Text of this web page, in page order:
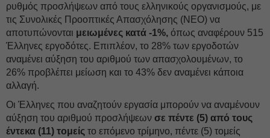
ρυθμός προσλήψεων από τους ελληνικούς οργανισμούς, με
τις Συνολικές Προοπτικές Απασχόλησης (ΝΕΟ) να
αποτυπώνονται μειωμένες κατά -1%, όπως αναφέρουν 515
Έλληνες εργοδότες. Επιπλέον, το 28% των εργοδοτών
αναμένει αύξηση του αριθμού των απασχολουμένων, το
26% προβλέπει μείωση και το 43% δεν αναμένει κάποια
αλλαγή.
Οι Έλληνες που αναζητούν εργασία μπορούν να αναμένουν
αύξηση του αριθμού προσλήψεων σε πέντε (5) από τους
έντεκα (11) τομείς το επόμενο τρίμηνο, πέντε (5) τομείς